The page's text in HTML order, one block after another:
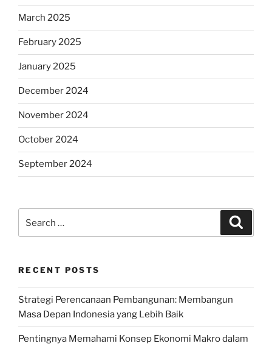
March 2025
February 2025
January 2025
December 2024
November 2024
October 2024
September 2024
for:
RECENT POSTS
Strategi Perencanaan Pembangunan: Membangun
Masa Depan Indonesia yang Lebih Baik
Pentingnya Memahami Konsep Ekonomi Makro dalam